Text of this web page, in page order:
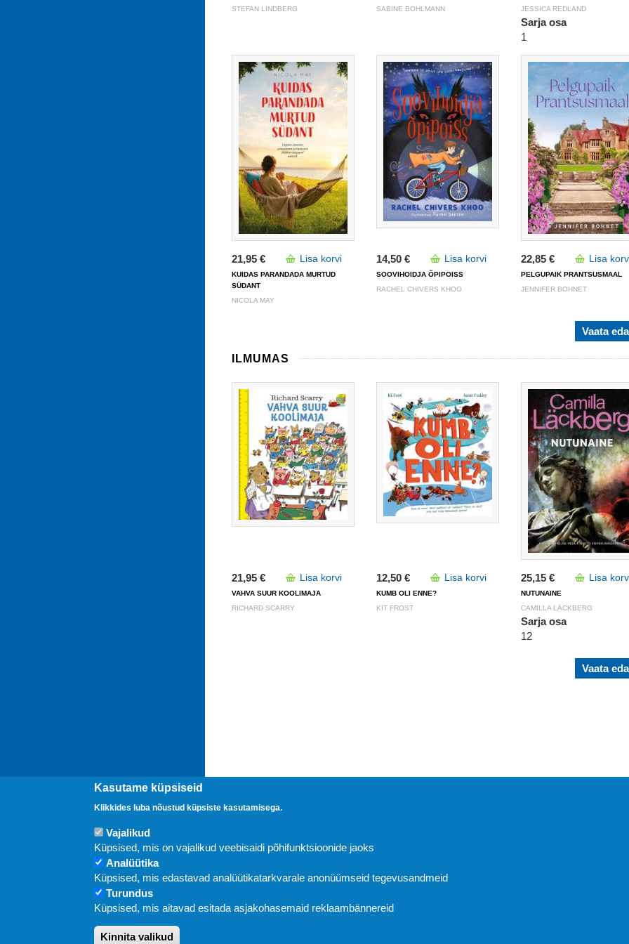
STEFAN LINDBERG
SABINE BOHLMANN
JESSICA REDLAND
Sarja osa
1
Lisa korvi
21,95 €
KUIDAS PARANDADA MURTUD
SÜDANT
NICOLA MAY
Lisa korvi
14,50 €
SOOVIHOIDJA ÕPIPOISS
RACHEL CHIVERS KHOO
Lisa
22,85 €
PELGUPAIK PRANTSUSMAAL
JENNIFER BOHNET
Vaata
ILMUMAS
Lisa korvi
21,95 €
VAHVA SUUR KOOLIMAJA
RICHARD SCARRY
Lisa korvi
12,50 €
KUMB OLI ENNE?
KIT FROST
Lisa
25,15 €
NUTUNAINE
CAMILLA LÄCKBERG
Sarja osa
12
Vaata
Kasutame küpsiseid
Klikkides luba nõustud küpsiste kasutamisega.
Vajalikud
Küpsised, mis on vajalikud veebisaidi põhifunktsioonide jaoks
Analüütika
Küpsised, mis edastavad analüütikatarkvarale anonüümseid tegevusandmeid
Turundus
Küpsised, mis aitavad esitada asjakohasemaid reklaambännereid
Kinnita valikud